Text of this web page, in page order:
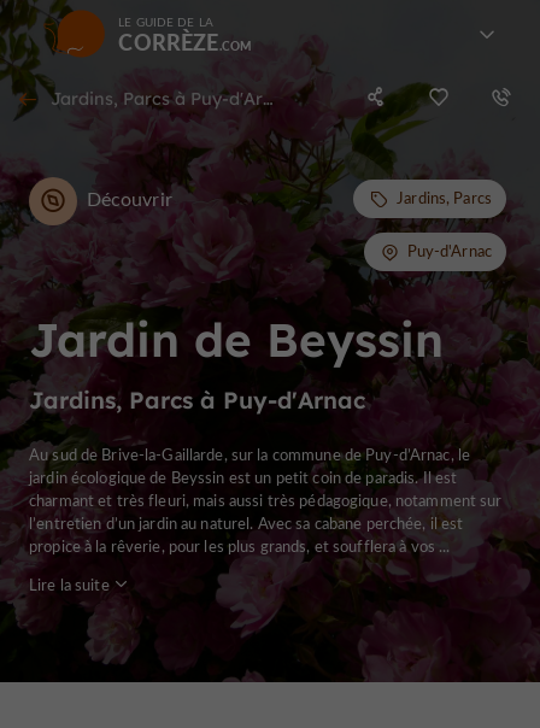
LE GUIDE DE LA
CORRÈZE
Jardins, Parcs à Puy-d'Arnac
Jardin de Beyssin
Jardins, Parcs à Puy-d'Arnac
Découvrir Jardins, Parcs
Puy-d'Arnac
Au sud de Brive-la-Gaillarde, sur la commune de Puy-d’Arnac, le
jardin écologique de Beyssin est un petit coin de paradis. Il est
charmant et très fleuri, mais aussi très pédagogique, notamment sur
l’entretien d’un jardin au naturel. Avec sa cabane perchée, il est
propice à la rêverie, pour les plus grands, et soufflera à vos ...
Lire la suite